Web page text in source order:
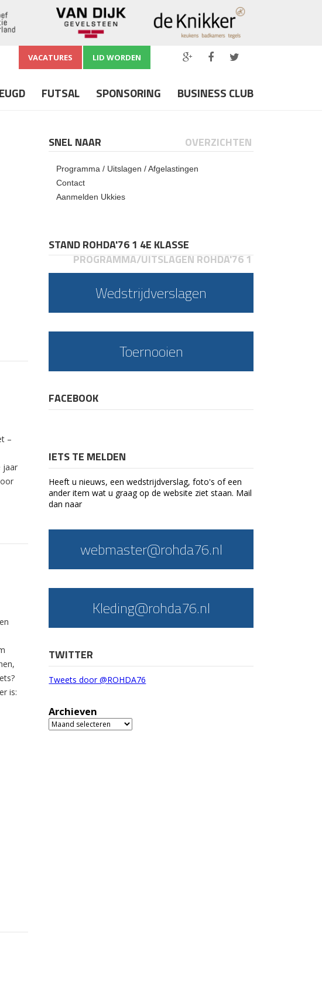
VACATURES LID WORDEN
FUTSAL SPONSORING BUSINESS CLUB
–
jaar
is:
SNEL NAAR OVERZICHTEN
Programma / Uitslagen / Afgelastingen
Contact
Aanmelden Ukkies
STAND ROHDA'76 1 4E KLASSE
PROGRAMMA/UITSLAGEN ROHDA'76 1
Wedstrijdverslagen
Toernooien
FACEBOOK
IETS TE MELDEN
Heeft u nieuws, een wedstrijdverslag, foto's of een
ander item wat u graag op de website ziet staan. Mail
dan naar
webmaster@rohda76.nl
Kleding@rohda76.nl
TWITTER
Tweets door @ROHDA76
Archieven
Archieven